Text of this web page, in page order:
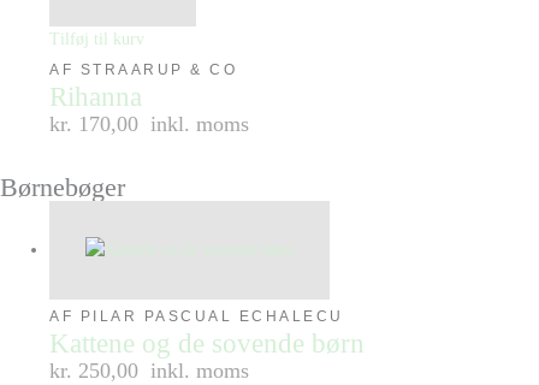
Tilføj til kurv
AF STRAARUP & CO
Rihanna
kr. 170,00 inkl. moms
Børnebøger
AF PILAR PASCUAL ECHALECU
Kattene og de sovende børn
kr. 250,00 inkl. moms